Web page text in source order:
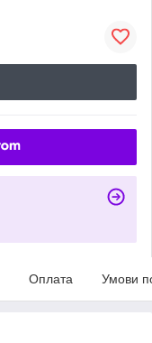
Оплата Умови